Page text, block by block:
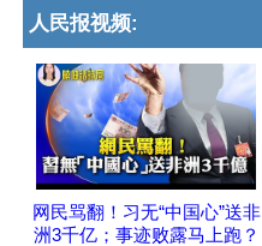
人民报视频:
网民骂翻！习无“中国心”送非
洲3千亿；事迹败露马上跑？